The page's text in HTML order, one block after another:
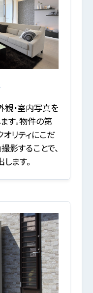
・室内写真を
す。物件の第
リティにこだ
撮影することで、
ます。